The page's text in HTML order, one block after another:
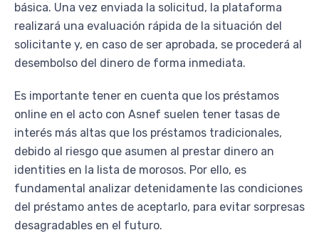
básica. Una vez enviada la solicitud, la plataforma
realizará una evaluación rápida de la situación del
solicitante y, en caso de ser aprobada, se procederá al
desembolso del dinero de forma inmediata.
Es importante tener en cuenta que los préstamos
online en el acto con Asnef suelen tener tasas de
interés más altas que los préstamos tradicionales,
debido al riesgo que asumen al prestar dinero an
identities en la lista de morosos. Por ello, es
fundamental analizar detenidamente las condiciones
del préstamo antes de aceptarlo, para evitar sorpresas
desagradables en el futuro.